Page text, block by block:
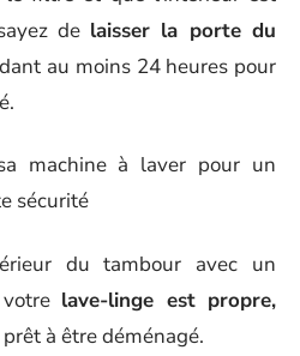
de laisser la porte du
au moins 24 heures pour
du tambour avec un
lave-linge est propre,
à être déménagé.